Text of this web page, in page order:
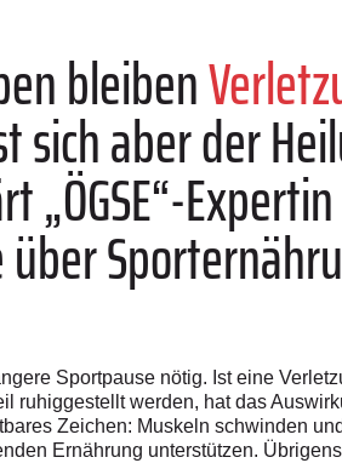
bleiben
sich aber der
Sportpause nötig. Ist eine
ruhiggestellt werden, hat das
Zeichen: Muskeln schwinden
Ernährung unterstützen.